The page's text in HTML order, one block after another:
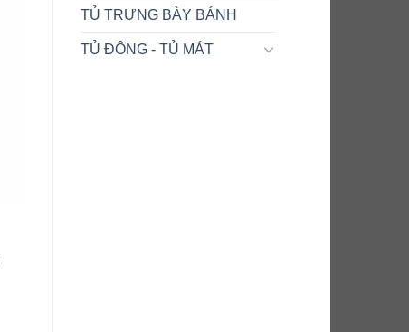
TỦ TRƯNG BÀY BÁNH
TỦ ĐÔNG - TỦ MÁT